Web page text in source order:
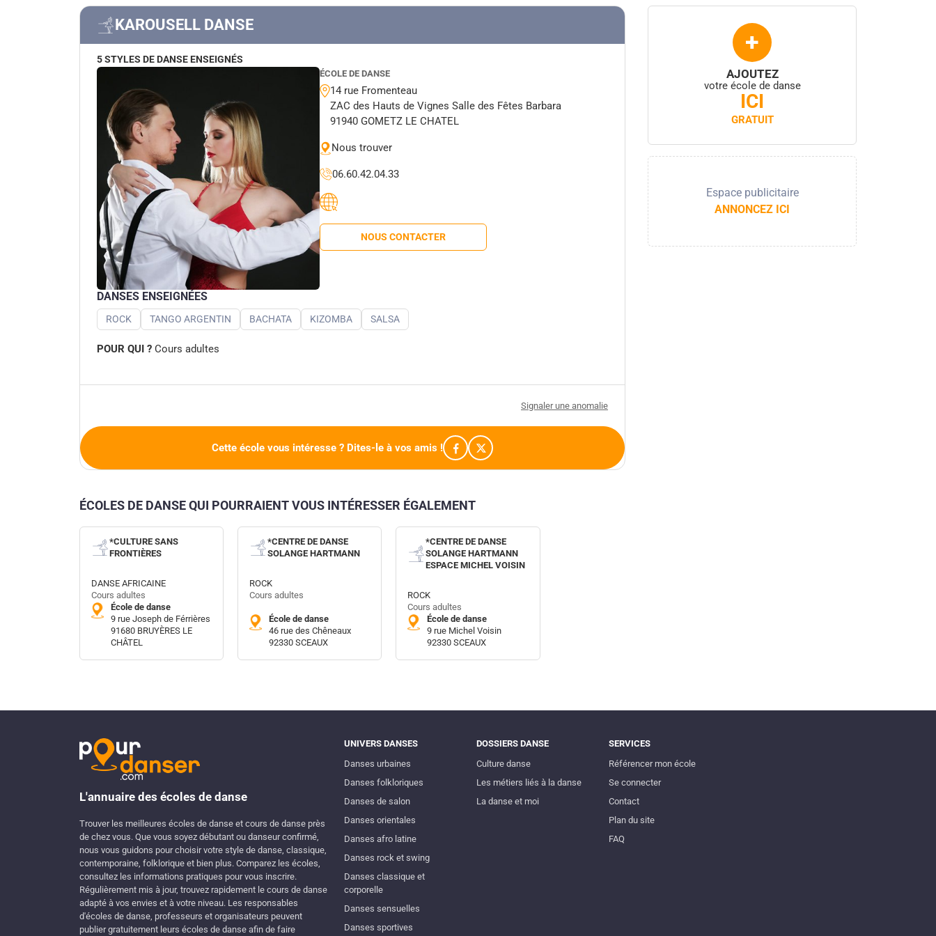
KAROUSELL DANSE
5 STYLES DE DANSE ENSEIGNÉS
ÉCOLE DE DANSE
14 rue Fromenteau
ZAC des Hauts de Vignes Salle des Fêtes Barbara
91940 GOMETZ LE CHATEL
Nous trouver
06.60.42.04.33
NOUS CONTACTER
DANSES ENSEIGNÉES
ROCK TANGO ARGENTIN BACHATA KIZOMBA SALSA
POUR QUI ? Cours adultes
Signaler une anomalie
Cette école vous intéresse ? Dites-le à vos amis !
+
AJOUTEZ
votre école de danse
ICI
GRATUIT
Espace publicitaire
ANNONCEZ ICI
ÉCOLES DE DANSE QUI POURRAIENT VOUS INTÉRESSER ÉGALEMENT
*CULTURE SANS
FRONTIÈRES
DANSE AFRICAINE
Cours adultes
École de danse
9 rue Joseph de Férrières
91680 BRUYÈRES LE
CHÂTEL
*CENTRE DE DANSE
SOLANGE HARTMANN
ROCK
Cours adultes
École de danse
46 rue des Chêneaux
92330 SCEAUX
*CENTRE DE DANSE
SOLANGE HARTMANN
ESPACE MICHEL VOISIN
ROCK
Cours adultes
École de danse
9 rue Michel Voisin
92330 SCEAUX
L'annuaire des écoles de danse
Trouver les meilleures écoles de danse et cours de danse près
de chez vous. Que vous soyez débutant ou danseur confirmé,
nous vous guidons pour choisir votre style de danse, classique,
contemporaine, folklorique et bien plus. Comparez les écoles,
consultez les informations pratiques pour vous inscrire.
Régulièrement mis à jour, trouvez rapidement le cours de danse
adapté à vos envies et à votre niveau. Les responsables
d'écoles de danse, professeurs et organisateurs peuvent
publier gratuitement leurs écoles de danse afin de faire
UNIVERS DANSES
Danses urbaines
Danses folkloriques
Danses de salon
Danses orientales
Danses afro latine
Danses rock et swing
Danses classique et
corporelle
Danses sensuelles
Danses sportives
DOSSIERS DANSE
Culture danse
Les métiers liés à la danse
La danse et moi
SERVICES
Référencer mon école
Se connecter
Contact
Plan du site
FAQ